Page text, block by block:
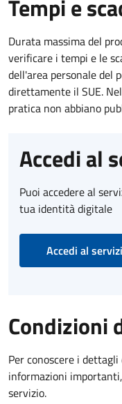
Tempi e
Durata massima del
verificare i tempi e le
dell'area personale del
direttamente il SUE.
pratica non abbiano
Accedi al
Puoi accedere al
tua identità digitale
Accedi al
Condizioni
Per conoscere i
informazioni
servizio.